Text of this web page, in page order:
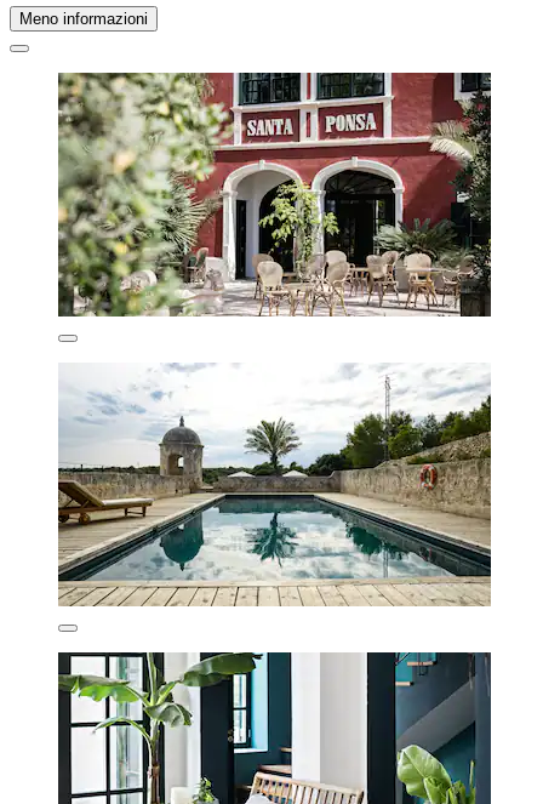
Meno informazioni